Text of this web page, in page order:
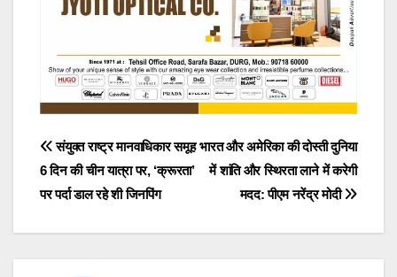
Post
navigation
भारत और अमेरिका की दोस्ती दुनिया
में शांति और स्थिरता लाने में करेगी
मदद: पीएम नरेंद्र मोदी
संयुक्त राष्ट्र मानवाधिकार समूह
6 दिन की चीन यात्रा पर, ‘क्रूरता’
पर पर्दा डाल रहे शी जिनपिंग